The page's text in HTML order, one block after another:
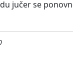
jučer se